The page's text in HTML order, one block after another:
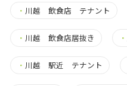
・ 川越 飲食店 テナント
・ 川越 飲食店居抜き ・
・ 川越 駅近 テナント